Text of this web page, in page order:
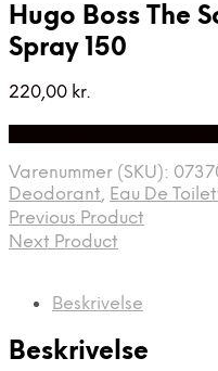
Hugo Boss The
Spray 150
220,00 kr.
Varenummer (SKU):
Deodorant, Eau De
Previous Product
Next Product
Beskrivelse
Beskrivelse